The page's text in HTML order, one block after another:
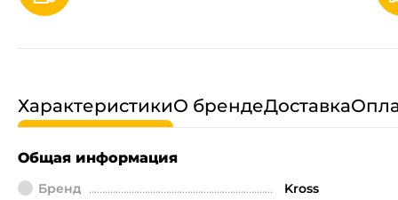
ХарактеристикиО брендеДоставка
Общая информация
Бренд
Kross